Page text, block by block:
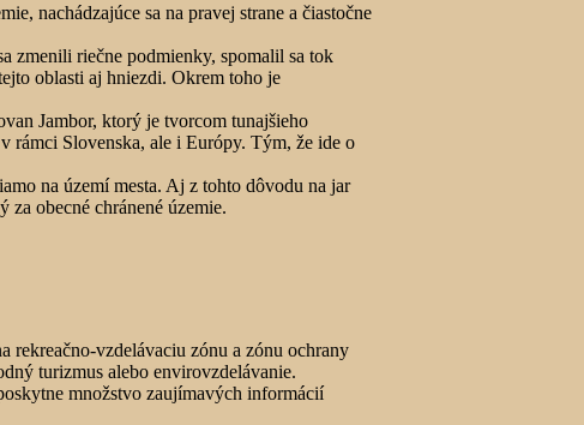
nachádzajúce sa na pravej strane a čiastočne
zmenili riečne podmienky, spomalil sa tok
oblasti aj hniezdi. Okrem toho je
Jambor, ktorý je tvorcom tunajšieho
rámci Slovenska, ale i Európy. Tým, že ide o
na území mesta. Aj z tohto dôvodu na jar
obecné chránené územie.
rekreačno-vzdelávaciu zónu a zónu ochrany
turizmus alebo envirovzdelávanie.
množstvo zaujímavých informácií